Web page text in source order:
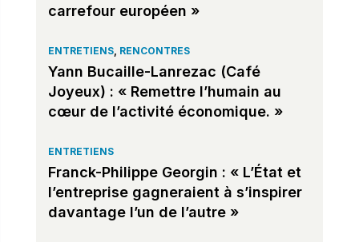
carrefour européen »
ENTRETIENS, RENCONTRES
Yann Bucaille-Lanrezac (Café
Joyeux) : « Remettre l’humain au
cœur de l’activité économique. »
ENTRETIENS
Franck-Philippe Georgin : « L’État et
l’entreprise gagneraient à s’inspirer
davantage l’un de l’autre »